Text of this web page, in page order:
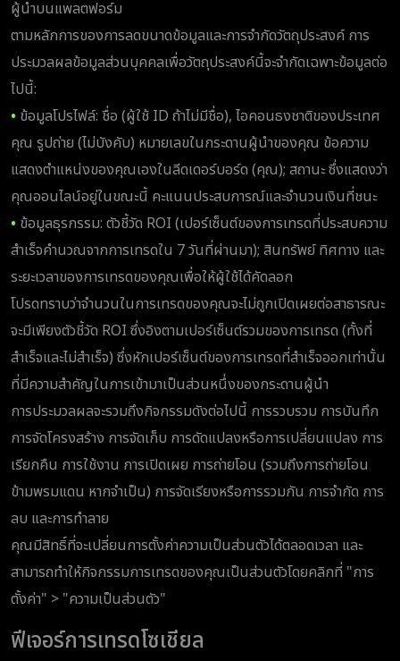
ผู้นำบนแพลตฟอร์ม
ตามหลักการของการลดขนาดข้อมูลและการจำกัดวัตถุประสงค์ การ
ประมวลผลข้อมูลส่วนบุคคลเพื่อวัตถุประสงค์นี้จะจำกัดเฉพาะข้อมูลต่อ
ไปนี้:
• ข้อมูลโปรไฟล์: ชื่อ (ผู้ใช้ ID ถ้าไม่มีชื่อ), ไอคอนธงชาติของประเทศ
คุณ รูปถ่าย (ไม่บังคับ) หมายเลขในกระดานผู้นำของคุณ ข้อความ
แสดงตำแหน่งของคุณเองในลีดเดอร์บอร์ด (คุณ); สถานะ ซึ่งแสดงว่า
คุณออนไลน์อยู่ในขณะนี้ คะแนนประสบการณ์และจำนวนเงินที่ชนะ
• ข้อมูลธุรกรรม: ตัวชี้วัด ROI (เปอร์เซ็นต์ของการเทรดที่ประสบความ
สำเร็จคำนวณจากการเทรดใน 7 วันที่ผ่านมา); สินทรัพย์ ทิศทาง และ
ระยะเวลาของการเทรดของคุณเพื่อให้ผู้ใช้ได้คัดลอก
โปรดทราบว่าจำนวนในการเทรดของคุณจะไม่ถูกเปิดเผยต่อสาธารณะ
จะมีเพียงตัวชี้วัด ROI ซึ่งอิงตามเปอร์เซ็นต์รวมของการเทรด (ทั้งที่
สำเร็จและไม่สำเร็จ) ซึ่งหักเปอร์เซ็นต์ของการเทรดที่สำเร็จออกเท่านั้น
ที่มีความสำคัญในการเข้ามาเป็นส่วนหนึ่งของกระดานผู้นำ
การประมวลผลจะรวมถึงกิจกรรมดังต่อไปนี้ การรวบรวม การบันทึก
การจัดโครงสร้าง การจัดเก็บ การดัดแปลงหรือการเปลี่ยนแปลง การ
เรียกคืน การใช้งาน การเปิดเผย การถ่ายโอน (รวมถึงการถ่ายโอน
ข้ามพรมแดน หากจำเป็น) การจัดเรียงหรือการรวมกัน การจำกัด การ
ลบ และการทำลาย
คุณมีสิทธิ์ที่จะเปลี่ยนการตั้งค่าความเป็นส่วนตัวได้ตลอดเวลา และ
สามารถทำให้กิจกรรมการเทรดของคุณเป็นส่วนตัวโดยคลิกที่ "การ
ตั้งค่า" > "ความเป็นส่วนตัว"
ฟีเจอร์การเทรดโซเชียล